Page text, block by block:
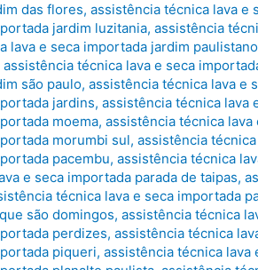
das flores, assistência técnica lava e
jardim luzitania, assistência
lava e seca importada jardim paulistano
assistência técnica lava e seca
são paulo, assistência técnica lava e
jardins, assistência técnica lava
moema, assistência técnica
morumbi sul, assistência
pacembu, assistência técnica
e seca importada parada de taipas,
técnica lava e seca importada
são domingos, assistência técnica
perdizes, assistência técnica
piqueri, assistência técnica